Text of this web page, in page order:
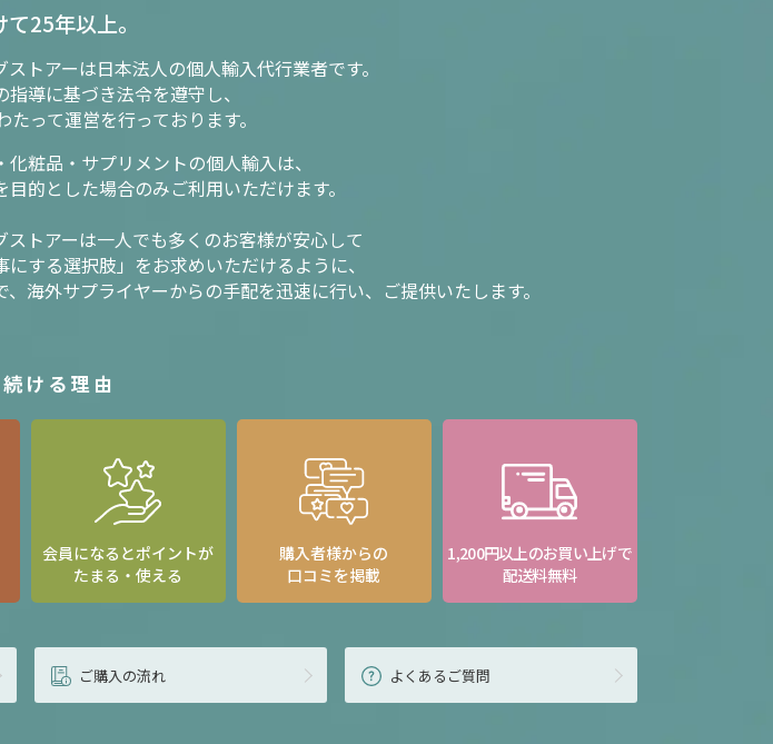
25年以上。
ストアーは日本法人の個人輸入代行業者です。
指導に基づき法令を遵守し、
たって運営を行っております。
化粧品・サプリメントの個人輸入は、
目的とした場合のみご利用いただけます。
ストアーは一人でも多くのお客様が安心して
にする選択肢」をお求めいただけるように、
、海外サプライヤーからの手配を迅速に行い、ご提供いたします。
ける理由
会員になるとポイントが
たまる・使える
購入者様からの
口コミを掲載
1,200円以上のお買い上げで
配送料無料
ご購入の流れ よくあるご質問